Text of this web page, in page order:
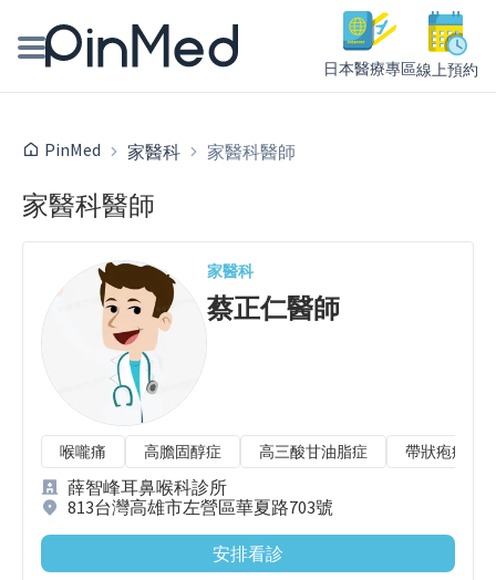
日本醫療專區線上預約
我是醫療人員
PinMed 家醫科 家醫科醫師
家醫科醫師
家醫科
蔡正仁醫師
喉嚨痛 高膽固醇症 高三酸甘油脂症 帶狀疱疹/皮
薛智峰耳鼻喉科診所
813台灣高雄市左營區華夏路703號
安排看診